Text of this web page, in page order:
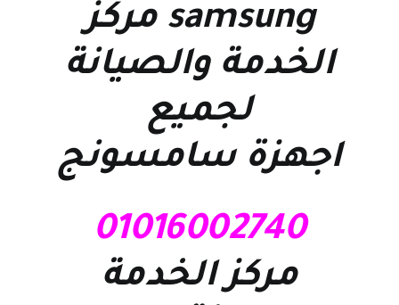
samsung مركز
الخدمة والصيانة
لجميع
اجهزة سامسونج
01016002740
مركز الخدمة